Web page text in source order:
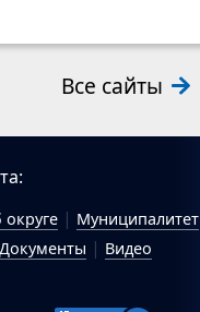
Все сайты
округе Муниципалитет
Документы Видео